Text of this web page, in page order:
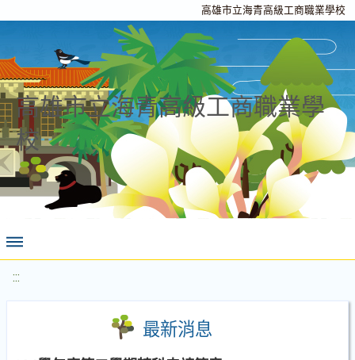
高雄市立海青高級工商職業學校
高雄市立海青高級工商職業學
校
:::
最新消息